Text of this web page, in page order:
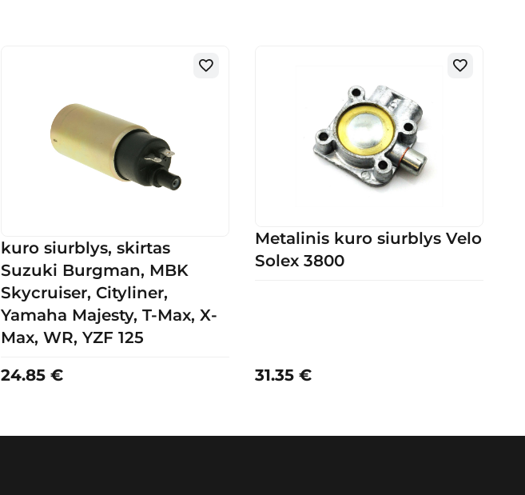
kuro siurblys, skirtas
Suzuki Burgman, MBK
Skycruiser, Cityliner,
Yamaha Majesty, T-Max, X-
Max, WR, YZF 125
24.85 €
Metalinis kuro siurblys Velo
Solex 3800
31.35 €